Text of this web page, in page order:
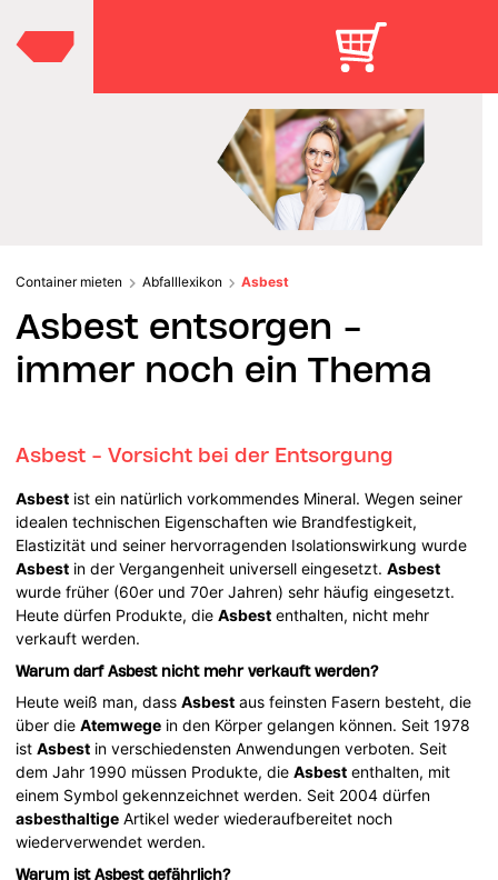
Container mieten Abfalllexikon Asbest
Asbest entsorgen -
immer noch ein Thema
Asbest - Vorsicht bei der Entsorgung
Asbest ist ein natürlich vorkommendes Mineral. Wegen seiner
idealen technischen Eigenschaften wie Brandfestigkeit,
Elastizität und seiner hervorragenden Isolationswirkung wurde
Asbest in der Vergangenheit universell eingesetzt.Asbest
wurde früher (60er und 70er Jahren) sehr häufig eingesetzt.
Heute dürfen Produkte, dieAsbest enthalten, nicht mehr
verkauft werden.
Warum darf Asbest nicht mehr verkauft werden?
Heute weiß man, dassAsbest aus feinsten Fasern besteht, die
über dieAtemwege in den Körper gelangen können. Seit 1978
istAsbest in verschiedensten Anwendungen verboten. Seit
dem Jahr 1990 müssen Produkte, dieAsbest enthalten, mit
einem Symbol gekennzeichnet werden. Seit 2004 dürfen
asbesthaltige Artikel weder wiederaufbereitet noch
wiederverwendet werden.
Warum ist Asbest gefährlich?